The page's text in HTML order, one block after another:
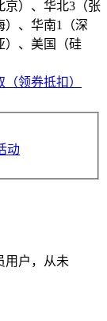
京）、华北3（张
）、华南1（深
）、美国（硅
领券抵扣）
动
用户，从未